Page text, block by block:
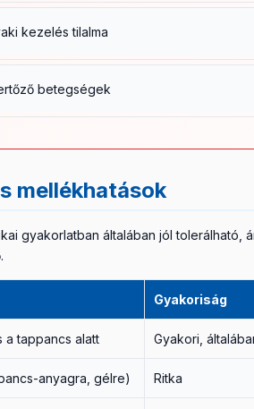
krónikus vénás elégtelenség esetén
nyílt sebre, friss égett bőrre,
begyógyulása után újra lehet kezdeni.
elektródákkal és protokollal dolgoznak,
kezelés tilalma
mellkas elülső felszíne (a szív
található
nyakfájdalom-kezelés cikkben
betegségek
mellékhatások
gyakorlatban általában jól
Gyakoriság
a tappancs alatt Gyakori,
anyagra, gélre) Ritka